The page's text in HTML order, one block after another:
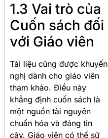
1.3 Vai trò của
Cuốn sách đối
với Giáo viên
Tài liệu cũng được khuyến
nghị dành cho giáo viên
tham khảo. Điều này
khẳng định cuốn sách là
một nguồn tài nguyên
chuẩn hóa và đáng tin
cậy. Giáo viên có thể sử